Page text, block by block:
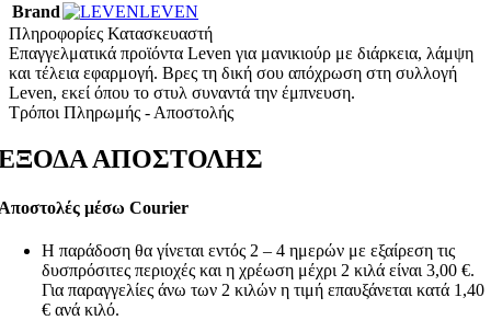
Brand
LEVEN
Πληροφορίες Κατασκευαστή
Επαγγελματικά προϊόντα Leven για μανικιούρ με διάρκεια, λάμψη
και τέλεια εφαρμογή. Βρες τη δική σου απόχρωση στη συλλογή
Leven, εκεί όπου το στυλ συναντά την έμπνευση.
Τρόποι Πληρωμής - Αποστολής
ΑΠΟΣΤΟΛΗΣ
μέσω Courier
Η παράδοση θα γίνεται εντός 2 – 4 ημερών με εξαίρεση τις
δυσπρόσιτες περιοχές και η χρέωση μέχρι 2 κιλά είναι 3,00 €.
Για παραγγελίες άνω των 2 κιλών η τιμή επαυξάνεται κατά 1,40
€ ανά κιλό.